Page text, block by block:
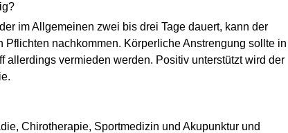
im Allgemeinen zwei bis drei Tage dauert, kann der
nachkommen. Körperliche Anstrengung sollte in
allerdings vermieden werden. Positiv unterstützt wird der
Chirotherapie, Sportmedizin und Akupunktur und